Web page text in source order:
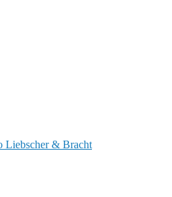
Liebscher & Bracht